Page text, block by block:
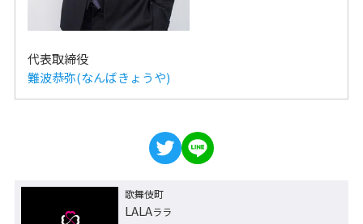
代表取締役
難波恭弥(なんばきょうや)
歌舞伎町
LALAララ